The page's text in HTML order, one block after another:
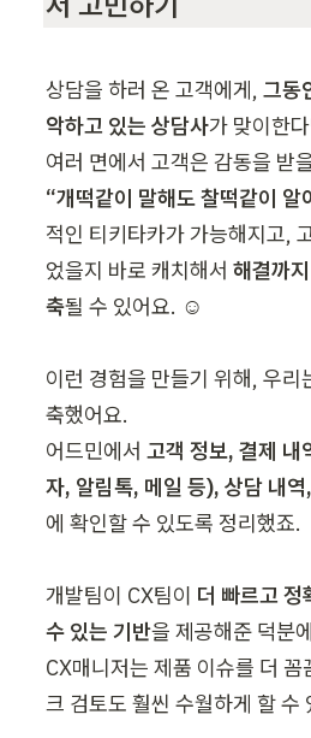
상담을 하러 온 고객에게, 그동
악하고 있는 상담사가 맞이한
“개떡같이 말해도 찰떡같이 알
적인 티키타카가 가능해지고,
었을지 바로 캐치해서 해결까
축될 수 있어요. ☺️
이런 경험을 만들기 위해, 우리
축했어요.
어드민에서 고객 정보, 결제 내
자, 알림톡, 메일 등), 상담 내
에 확인할 수 있도록 정리했죠.
개발팀이 CX팀이 더 빠르고 정
수 있는 기반을 제공해준 덕분
CX매니저는 제품 이슈를 더
크 검토도 훨씬 수월하게 할 수